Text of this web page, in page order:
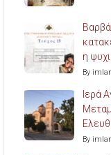
η
By
Ιερά
By